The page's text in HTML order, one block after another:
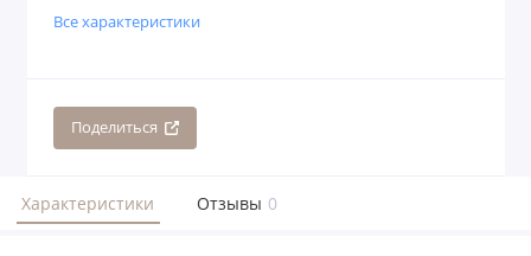
Все характеристики
Поделиться
Характеристики Отзывы 0